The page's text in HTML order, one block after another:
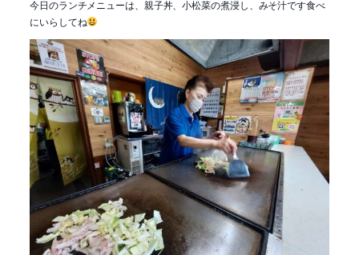
今日のランチメニューは、親子丼、小松菜の煮浸し、みそ汁です食べ
にいらしてね